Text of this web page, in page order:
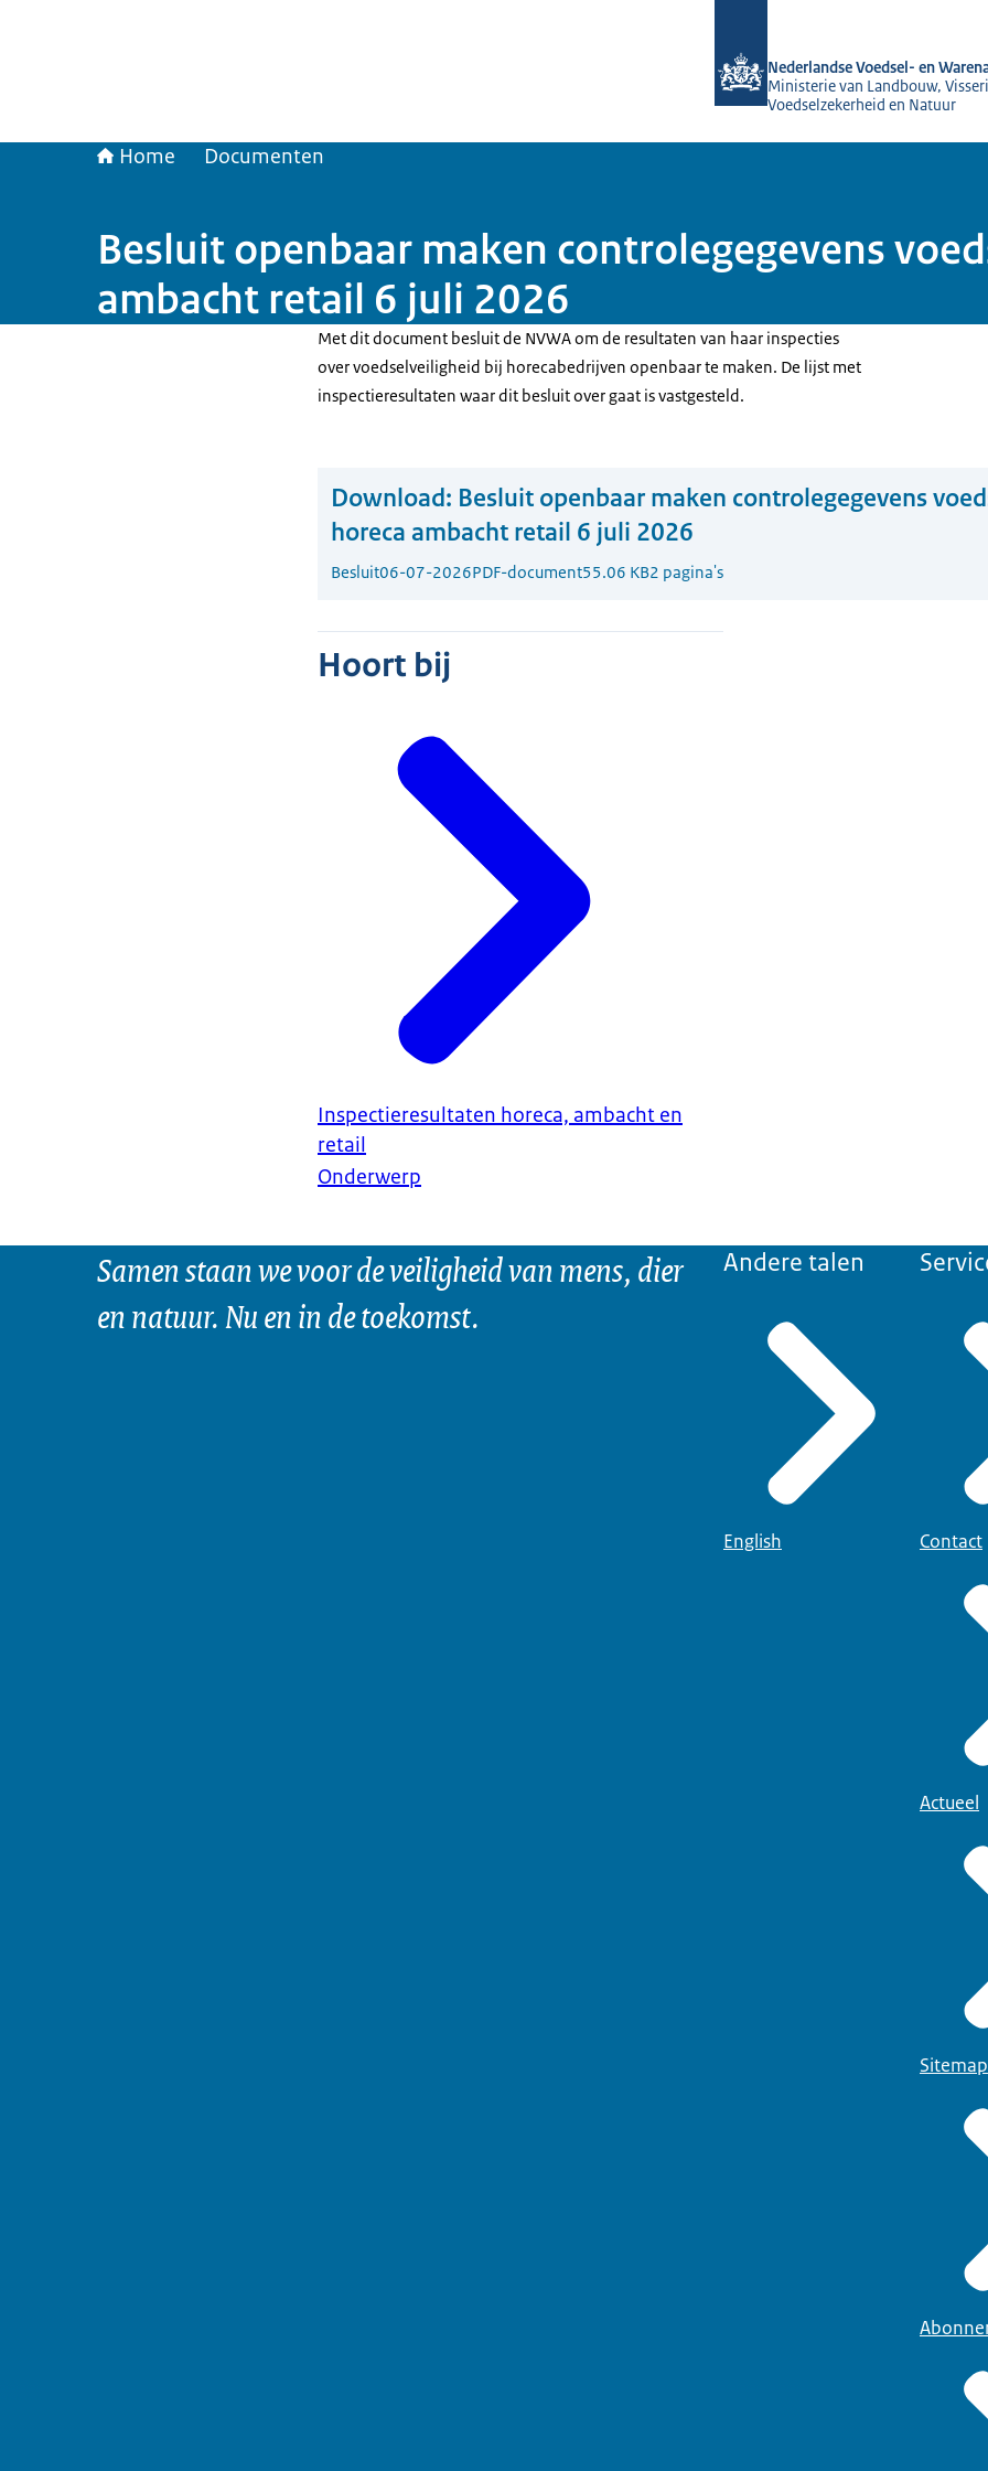
Nederlandse Voedsel- en
Ministerie van Landbouw,
Voedselzekerheid en Natuur
Home Documenten
Besluit openbaar maken controlegegevens
ambacht retail 6 juli 2026
Met dit document besluit de NVWA om de resultaten van haar inspecties
over voedselveiligheid bij horecabedrijven openbaar te maken. De lijst met
inspectieresultaten waar dit besluit over gaat is vastgesteld.
Download: Besluit openbaar maken controlegegevens
horeca ambacht retail 6 juli 2026
Besluit06-07-2026PDF-document55.06 KB2 pagina's
Hoort bij
Inspectieresultaten horeca, ambacht en
retail
Onderwerp
Samen staan we voor de veiligheid van mens, dier
en natuur. Nu en in de toekomst.
Andere talen
English Contact
Actueel
Sitemap